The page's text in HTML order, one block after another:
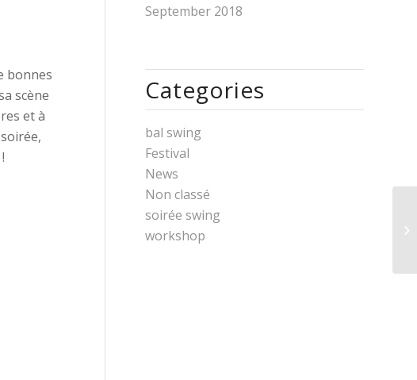
bonnes
scène
et à
!
September 2018
Categories
bal swing
Festival
News
Non classé
soirée swing
workshop